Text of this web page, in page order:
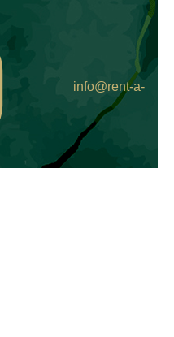
info@rent-a-